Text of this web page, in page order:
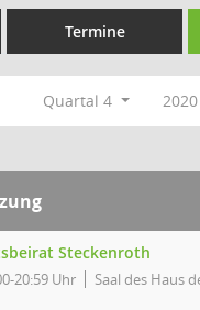
Termine
Quartal 4 2020
Steckenroth
20:59 Uhr Saal des Haus